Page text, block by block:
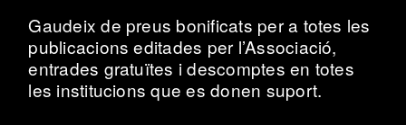
Gaudeix de preus bonificats per a totes les
publicacions editades per l’Associació,
entrades gratuïtes i descomptes en totes
les institucions que es donen suport.